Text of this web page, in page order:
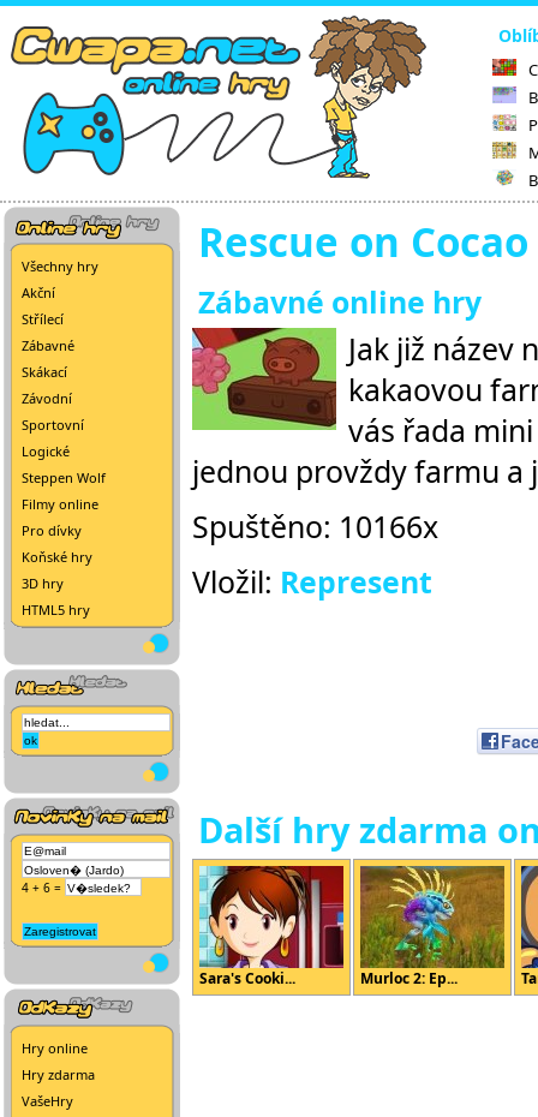
Všechny hry
Akční
Střílecí
Zábavné
Skákací
Závodní
Sportovní
Logické
Steppen Wolf
Filmy online
Pro dívky
Koňské hry
3D hry
HTML5 hry
4 + 6 =
Hry online
Hry zdarma
VašeHry
Rescue on
Zábavné online hry
Jak již
kakaovou
vás řada
jednou provždy farmu a
Spuštěno: 10166x
Vložil: Represent
Další hry zdarma
Sara's Cooki... Murloc 2: Ep...